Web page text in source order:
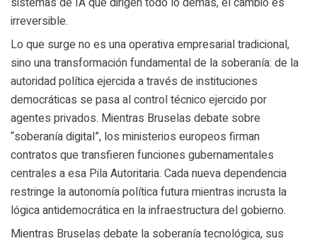
irreversible.
Lo que surge no es una operativa empresarial tradicional,
sino una transformación fundamental de la soberanía: de la
autoridad política ejercida a través de instituciones
democráticas se pasa al control técnico ejercido por
agentes privados. Mientras Bruselas debate sobre
“soberanía digital”, los ministerios europeos firman
contratos que transfieren funciones gubernamentales
centrales a esa Pila Autoritaria. Cada nueva dependencia
restringe la autonomía política futura mientras incrusta la
lógica antidemocrática en la infraestructura del gobierno.
Mientras Bruselas debate la soberanía tecnológica, sus